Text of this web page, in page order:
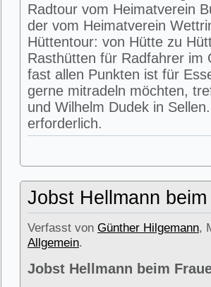
Radtour vom Heimatverein
der vom Heimatverein
Hüttentour: von Hütte zu
Rasthütten für Radfahrer im
fast allen Punkten ist für
gerne mitradeln möchten,
und Wilhelm Dudek in
erforderlich.
Jobst Hellmann
Verfasst von Günther Hilgemann,
Allgemein.
Jobst Hellmann beim